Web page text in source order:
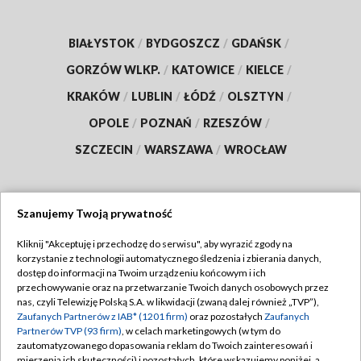
BIAŁYSTOK / BYDGOSZCZ / GDAŃSK /
GORZÓW WLKP. / KATOWICE / KIELCE /
KRAKÓW / LUBLIN / ŁÓDŹ / OLSZTYN /
OPOLE / POZNAŃ / RZESZÓW /
SZCZECIN / WARSZAWA / WROCŁAW
TVP
Abonament TVP
Emisja w TVP
Centrum informacji TVP
Regulamin TVP
Polityka prywatności
Moje zgody
Szanujemy Twoją prywatność
Kliknij "Akceptuję i przechodzę do serwisu", aby wyrazić zgody na
korzystanie z technologii automatycznego śledzenia i zbierania danych,
dostęp do informacji na Twoim urządzeniu końcowym i ich
przechowywanie oraz na przetwarzanie Twoich danych osobowych przez
nas, czyli Telewizję Polską S.A. w likwidacji (zwaną dalej również „TVP”),
Zaufanych Partnerów z IAB* (1201 firm) oraz pozostałych Zaufanych
Partnerów TVP (93 firm), w celach marketingowych (w tym do
zautomatyzowanego dopasowania reklam do Twoich zainteresowań i